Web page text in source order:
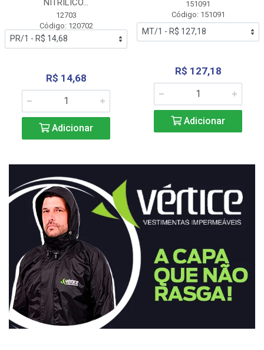
NITRÍLICO...
12703
Código: 120702
R$ 14,68
Adicionar
151091
Código: 151091
R$ 127,18
Adicionar